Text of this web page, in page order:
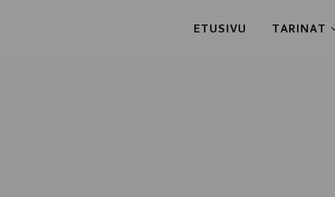
ETUSIVU TARINAT